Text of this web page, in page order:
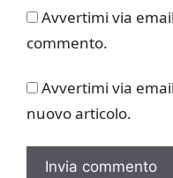
Avvertimi via
commento.
Avvertimi via
nuovo articolo.